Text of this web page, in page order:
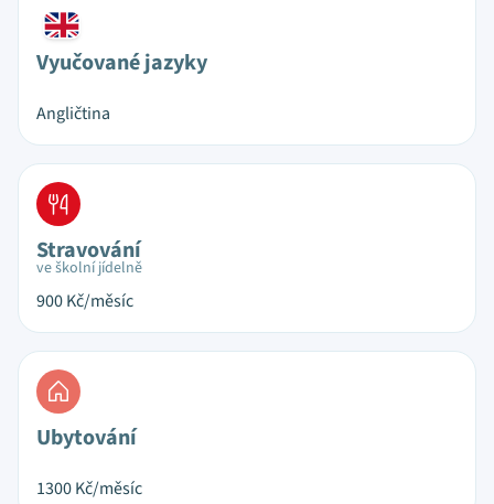
Vyučované jazyky
Angličtina
Stravování
ve školní jídelně
900Kč/měsíc
Ubytování
1300Kč/měsíc